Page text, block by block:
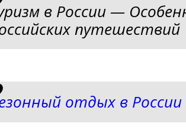
в России —
путешествий
отдых в России